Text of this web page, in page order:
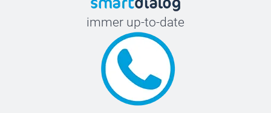
immer up-to-date